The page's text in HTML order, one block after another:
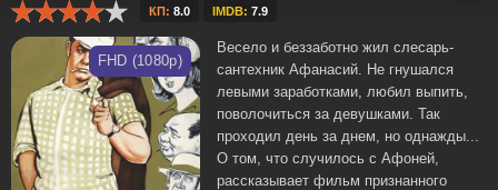
КП: 8.0 IMDB: 7.9
FHD (1080p)
Весело и беззаботно жил слесарь-
сантехник Афанасий. Не гнушался
левыми заработками, любил выпить,
поволочиться за девушками. Так
проходил день за днем, но однажды...
О том, что случилось с Афоней,
рассказывает фильм признанного